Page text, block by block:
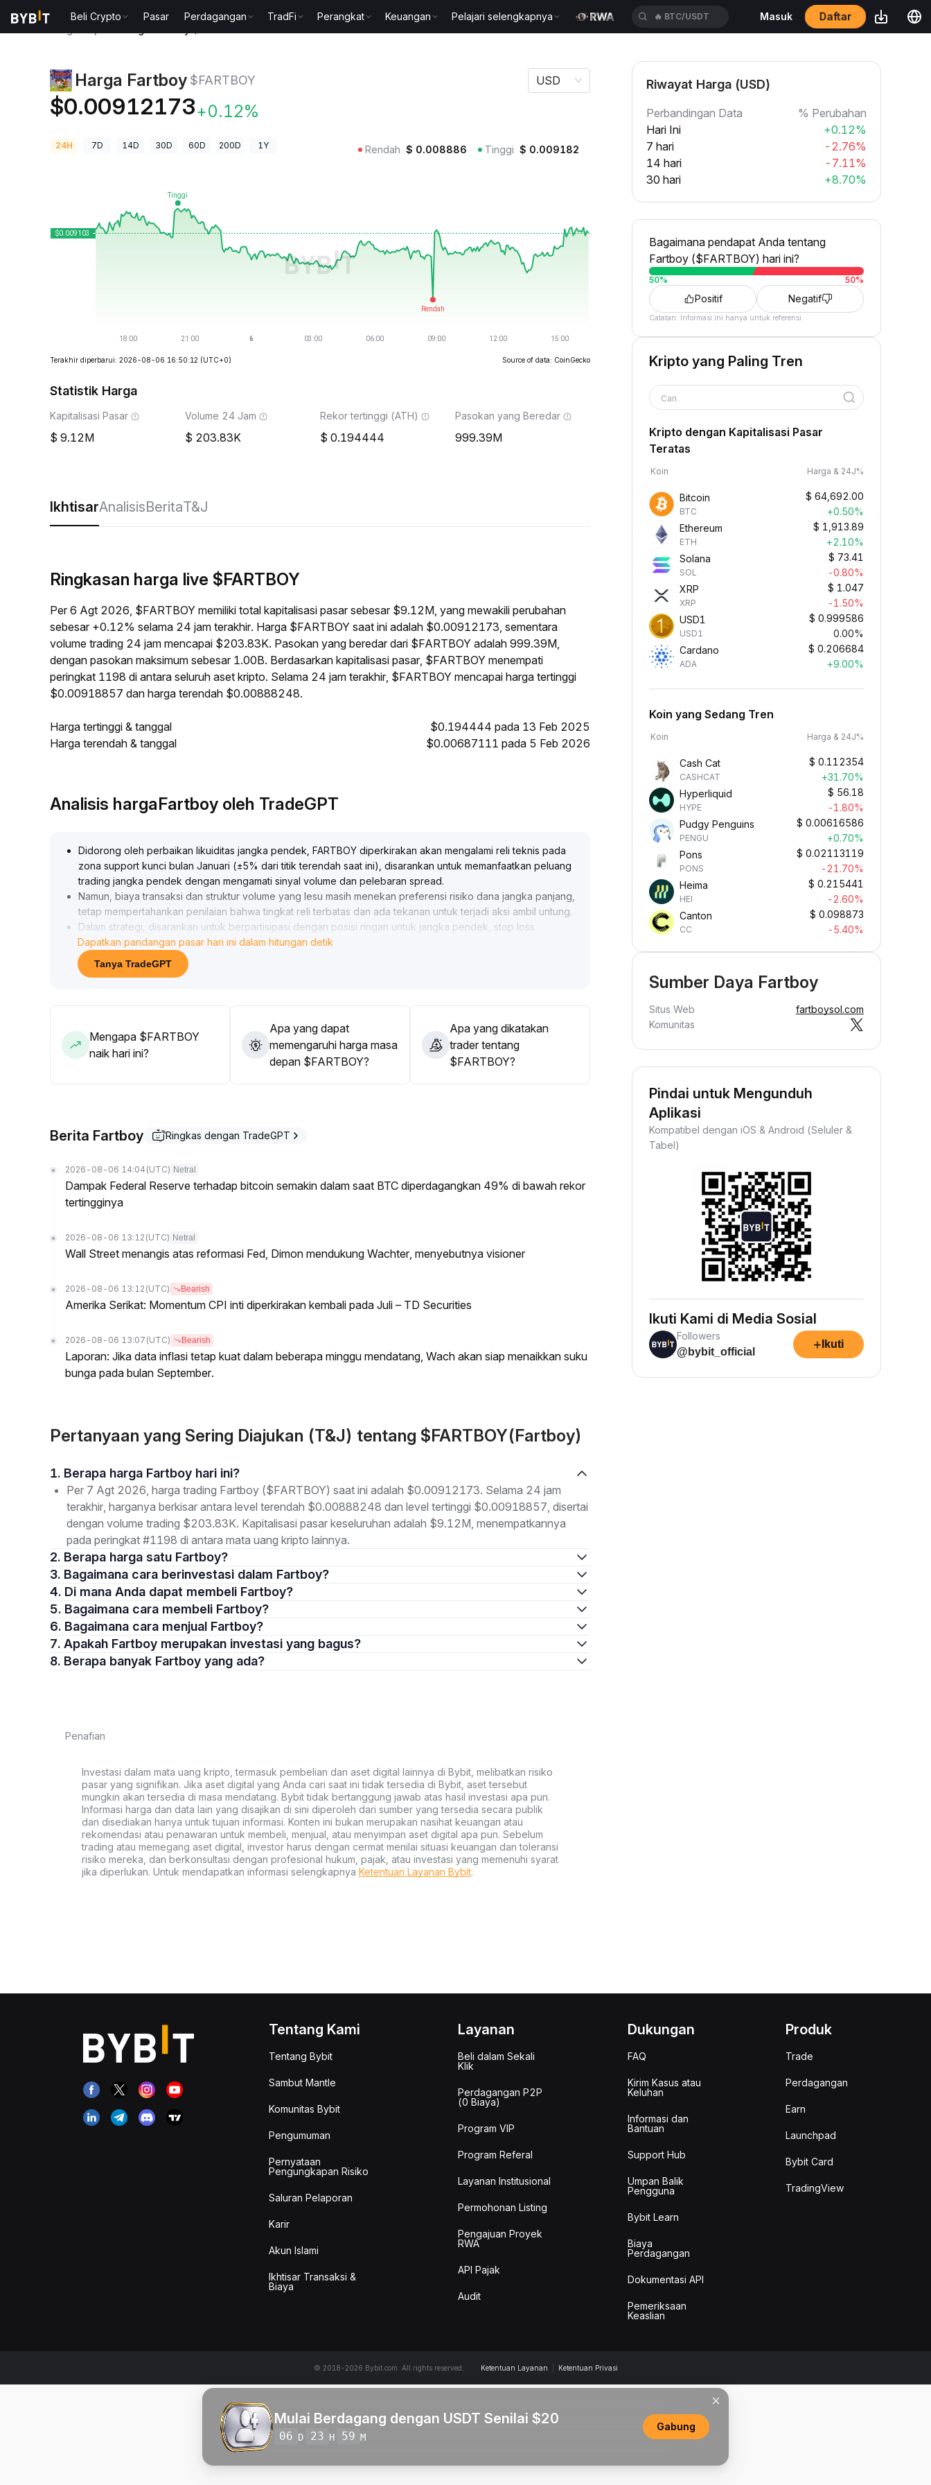
Beli Crypto Pasar Perdagangan TradFi Perangkat Keuangan Pelajari selengkapnya 🔥 XAUT/USDT Masuk Daftar
Harga Fartboy $FARTBOY
$0.00912173+0.12%
USD
24H 7D 14D 30D 60D 200D 1Y Rendah $ 0.008886 Tinggi $ 0.009182
Terakhir diperbarui: 2026-08-06 16:50:12 (UTC+0) Source of data: CoinGecko
Statistik Harga
Kapitalisasi Pasar
9.12M
Volume 24 Jam
203.83K
Rekor tertinggi (ATH)
0.194444
Pasokan yang Beredar
999.39M
IkhtisarAnalisisBeritaT&J
Ringkasan harga live $FARTBOY
Per 6 Agt 2026, $FARTBOY memiliki total kapitalisasi pasar sebesar $9.12M, yang mewakili perubahan
sebesar +0.12% selama 24 jam terakhir. Harga $FARTBOY saat ini adalah $0.00912173, sementara
volume trading 24 jam mencapai $203.83K. Pasokan yang beredar dari $FARTBOY adalah 999.39M,
dengan pasokan maksimum sebesar 1.00B. Berdasarkan kapitalisasi pasar, $FARTBOY menempati
peringkat 1198 di antara seluruh aset kripto. Selama 24 jam terakhir, $FARTBOY mencapai harga tertinggi
$0.00918857 dan harga terendah $0.00888248.
Harga tertinggi & tanggal
$0.194444 pada 13 Feb 2025
Harga terendah & tanggal
$0.00687111 pada 5 Feb 2026
Analisis hargaFartboy oleh TradeGPT
Didorong oleh perbaikan likuiditas jangka pendek, FARTBOY diperkirakan akan mengalami reli teknis pada
zona support kunci bulan Januari (±5% dari titik terendah saat ini), disarankan untuk memanfaatkan peluang
trading jangka pendek dengan mengamati sinyal volume dan pelebaran spread.
Namun, biaya transaksi dan struktur volume yang lesu masih menekan preferensi risiko dana jangka panjang,
tetap mempertahankan penilaian bahwa tingkat reli terbatas dan ada tekanan untuk terjadi aksi ambil untung.
Dalam strategi, disarankan untuk berpartisipasi dengan posisi ringan untuk jangka pendek, stop loss
mengacu pada titik terendah sebelumnya, jika terjadi breakdown maka segera keluar untuk mengendalikan
risiko dengan ketat
Dapatkan pandangan pasar hari ini dalam hitungan detik
Tanya TradeGPT
Mengapa $FARTBOY
naik hari ini?
Apa yang dapat
memengaruhi harga masa
depan $FARTBOY?
Apa yang dikatakan
trader tentang
$FARTBOY?
Berita Fartboy Ringkas dengan TradeGPT
2026-08-06 14:04 (UTC) Netral
Dampak Federal Reserve terhadap bitcoin semakin dalam saat BTC diperdagangkan 49% di bawah rekor
tertingginya
2026-08-06 13:12 (UTC) Netral
Wall Street menangis atas reformasi Fed, Dimon mendukung Wachter, menyebutnya visioner
2026-08-06 13:12 (UTC) Bearish
Amerika Serikat: Momentum CPI inti diperkirakan kembali pada Juli – TD Securities
2026-08-06 13:07 (UTC) Bearish
Laporan: Jika data inflasi tetap kuat dalam beberapa minggu mendatang, Wach akan siap menaikkan suku
bunga pada bulan September.
Pertanyaan yang Sering Diajukan (T&J) tentang $FARTBOY(Fartboy)
1. Berapa harga Fartboy hari ini?
Per 7 Agt 2026, harga trading Fartboy ($FARTBOY) saat ini adalah $0.00912173. Selama 24 jam
terakhir, harganya berkisar antara level terendah $0.00888248 dan level tertinggi $0.00918857, disertai
dengan volume trading $203.83K. Kapitalisasi pasar keseluruhan adalah $9.12M, menempatkannya
pada peringkat #1198 di antara mata uang kripto lainnya.
2. Berapa harga satu Fartboy?
3. Bagaimana cara berinvestasi dalam Fartboy?
4. Di mana Anda dapat membeli Fartboy?
5. Bagaimana cara membeli Fartboy?
6. Bagaimana cara menjual Fartboy?
7. Apakah Fartboy merupakan investasi yang bagus?
8. Berapa banyak Fartboy yang ada?
Penafian
Investasi dalam mata uang kripto, termasuk pembelian dan aset digital lainnya di Bybit, melibatkan risiko
pasar yang signifikan. Jika aset digital yang Anda cari saat ini tidak tersedia di Bybit, aset tersebut
mungkin akan tersedia di masa mendatang. Bybit tidak bertanggung jawab atas hasil investasi apa pun.
Informasi harga dan data lain yang disajikan di sini diperoleh dari sumber yang tersedia secara publik
dan disediakan hanya untuk tujuan informasi. Konten ini bukan merupakan nasihat keuangan atau
rekomendasi atau penawaran untuk membeli, menjual, atau menyimpan aset digital apa pun. Sebelum
trading atau memegang aset digital, investor harus dengan cermat menilai situasi keuangan dan toleransi
risiko mereka, dan berkonsultasi dengan profesional hukum, pajak, atau investasi yang memenuhi syarat
jika diperlukan. Untuk mendapatkan informasi selengkapnya Ketentuan Layanan Bybit.
Riwayat Harga (USD)
Perbandingan Data
% Perubahan
Hari Ini
+0.12%
7 hari
-2.76%
14 hari
-7.11%
30 hari
+8.70%
Bagaimana pendapat Anda tentang
Fartboy ($FARTBOY) hari ini?
50% 50%
Positif Negatif
Catatan: Informasi ini hanya untuk referensi.
Kripto yang Paling Tren
Cari
Kripto dengan Kapitalisasi Pasar
Teratas
Koin Harga & 24J%
Bitcoin
BTC
$ 64,692.00
+0.50%
Ethereum
ETH
$ 1,913.89
+2.10%
Solana
SOL
$ 73.41
-0.80%
XRP
XRP
$ 1.047
-1.50%
USD1
USD1
$ 0.999586
0.00%
Cardano
ADA
$ 0.206684
+9.00%
Koin yang Sedang Tren
Koin Harga & 24J%
Cash Cat
CASHCAT
$ 0.112354
+31.70%
Hyperliquid
HYPE
$ 56.18
-1.80%
Pudgy Penguins
PENGU
$ 0.00616586
+0.70%
Pons
PONS
$ 0.02113119
-21.70%
Heima
HEI
$ 0.215441
-2.60%
Canton
CC
$ 0.098873
-5.40%
Sumber Daya Fartboy
Situs Web
fartboysol.com
Komunitas
Pindai untuk Mengunduh
Aplikasi
Kompatibel dengan iOS & Android (Seluler &
Tabel)
Ikuti Kami di Media Sosial
Followers
@bybit_official
+ Ikuti
Tentang Kami
Tentang Bybit
Sambut Mantle
Komunitas Bybit
Pengumuman
Pernyataan
Pengungkapan Risiko
Saluran Pelaporan
Karir
Akun Islami
Ikhtisar Transaksi &
Biaya
Layanan
Beli dalam Sekali
Klik
Perdagangan P2P
(0 Biaya)
Program VIP
Program Referal
Layanan Institusional
Permohonan Listing
Pengajuan Proyek
RWA
API Pajak
Audit
Dukungan
FAQ
Kirim Kasus atau
Keluhan
Informasi dan
Bantuan
Support Hub
Umpan Balik
Pengguna
Bybit Learn
Biaya
Perdagangan
Dokumentasi API
Pemeriksaan
Keaslian
Produk
Trade
Perdagangan
Earn
Launchpad
Bybit Card
TradingView
© 2018-2026 Bybit.com. All rights reserved. Ketentuan Layanan Ketentuan Privasi
Mulai Berdagang dengan USDT Senilai $20
06 D 23 H 59 M
Gabung